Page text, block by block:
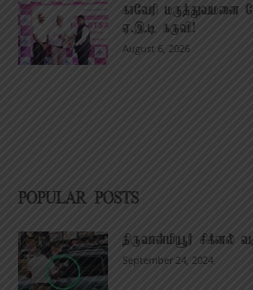
காவேரி மருத்துவமனை
ஏ.இ.டி கருவி!
August 6, 2026
POPULAR POSTS
திருவான்மியூர்
September 24, 2024